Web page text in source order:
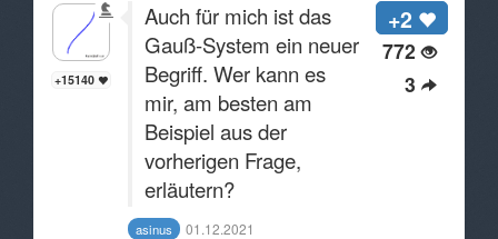
+2
772
3
+15140
Auch für mich ist das
Gauß-System ein neuer
Begriff. Wer kann es
mir, am besten am
Beispiel aus der
vorherigen Frage,
erläutern?
asinus 01.12.2021